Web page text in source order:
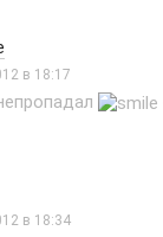
в 18:17
в 18:34